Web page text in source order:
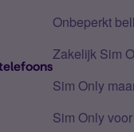
Onbeperkt
Zakelijk Sim
Sim Only
Sim Only